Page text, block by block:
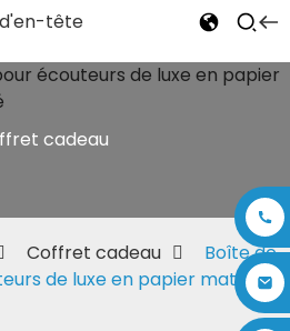
cadeau
Coffret cadeau
Boîte de
de luxe en papier mat